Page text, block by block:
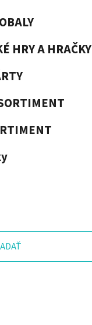
HRY A HRAČKY